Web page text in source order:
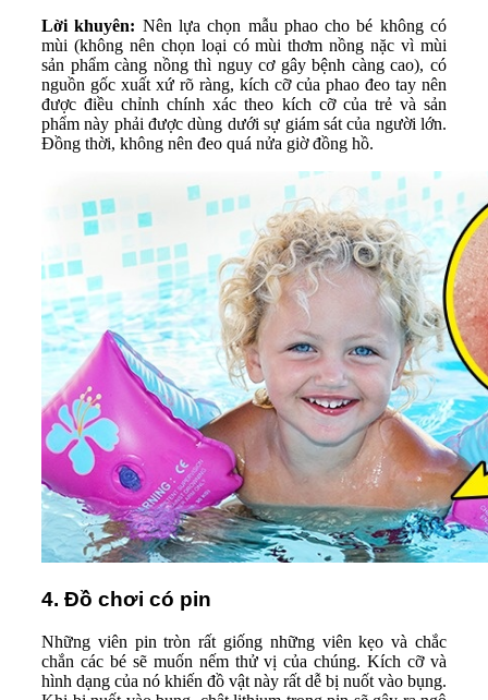
Lời khuyên: Nên lựa chọn mẫu phao cho bé không có
mùi (không nên chọn loại có mùi thơm nồng nặc vì mùi
sản phẩm càng nồng thì nguy cơ gây bệnh càng cao), có
nguồn gốc xuất xứ rõ ràng, kích cỡ của phao đeo tay nên
được điều chỉnh chính xác theo kích cỡ của trẻ và sản
phẩm này phải được dùng dưới sự giám sát của người lớn.
Đồng thời, không nên đeo quá nửa giờ đồng hồ.
4. Đồ chơi có pin
Những viên pin tròn rất giống những viên kẹo và chắc
chắn các bé sẽ muốn nếm thử vị của chúng. Kích cỡ và
hình dạng của nó khiến đồ vật này rất dễ bị nuốt vào bụng.